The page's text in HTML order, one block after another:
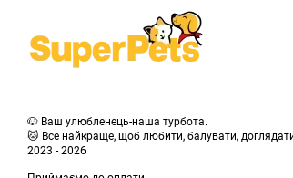
🐶 Ваш улюбленець-наша турбота.
🐱 Все найкраще, щоб любити, балувати,
2023 - 2026